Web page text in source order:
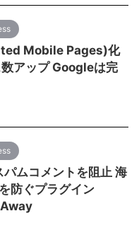
Mobile Pages)化
アップ Googleは完
ムコメントを阻止 海
防ぐプラグイン